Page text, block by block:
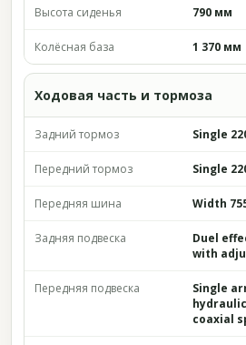
Высота сиденья 790 мм
Колёсная база 1 370 мм
Ходовая часть и тормоза
Задний тормоз Single
Передний тормоз Single
Передняя шина Width
Задняя подвеска
Duel
with
Передняя подвеска
Single
coaxial